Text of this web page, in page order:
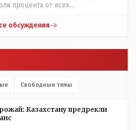
процента от всех
как защита от дол.....бов не
и я в том числе своих не
и тем другим людям благодарен.
в популяции соответствующих
обсуждения
Свободные темы
Казахстану предрекли